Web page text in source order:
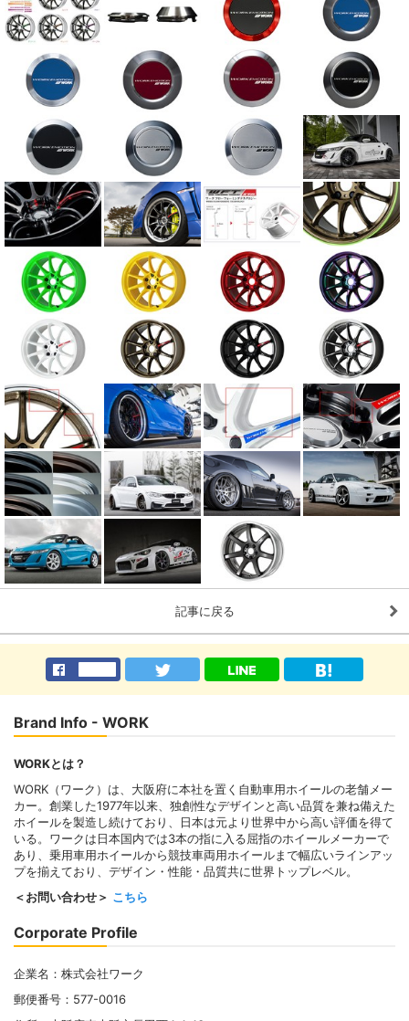
記事に戻る
Brand Info - WORK
WORKとは？
WORK（ワーク）は、大阪府に本社を置く自動車用ホイールの老舗メー
カー。創業した1977年以来、独創性なデザインと高い品質を兼ね備えた
ホイールを製造し続けており、日本は元より世界中から高い評価を得て
いる。ワークは日本国内では3本の指に入る屈指のホイールメーカーで
あり、乗用車用ホイールから競技車両用ホイールまで幅広いラインアッ
プを揃えており、デザイン・性能・品質共に世界トップレベル。
＜お問い合わせ＞ こちら
Corporate Profile
企業名：株式会社ワーク
郵便番号：577-0016